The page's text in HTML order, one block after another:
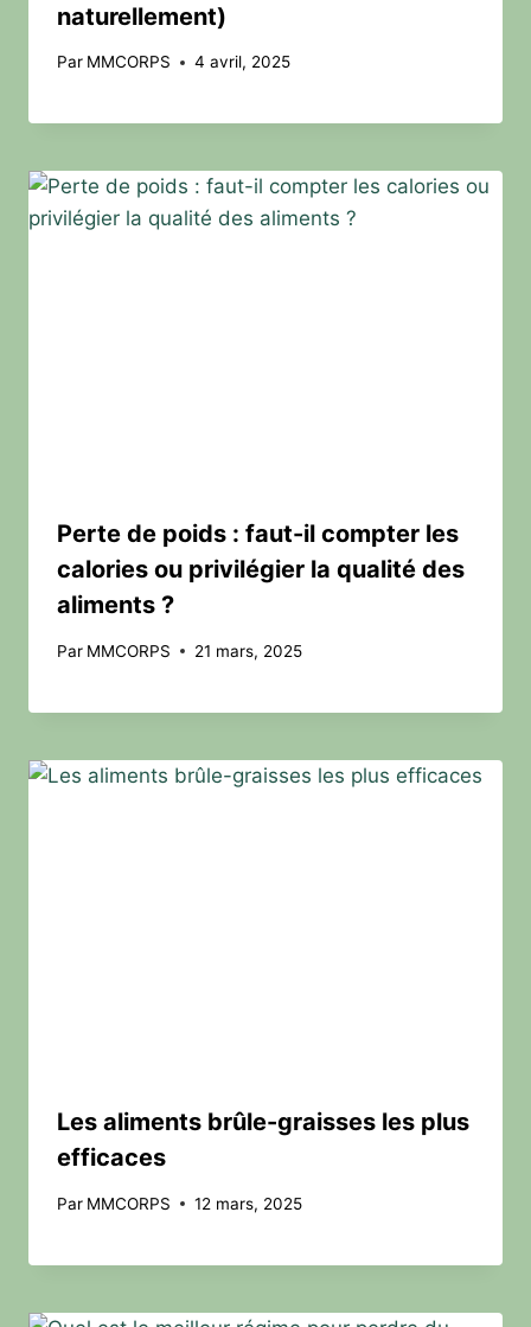
naturellement)
Par MMCORPS 4 avril, 2025
Perte de poids : faut-il compter les
calories ou privilégier la qualité des
aliments ?
Par MMCORPS 21 mars, 2025
Les aliments brûle-graisses les plus
efficaces
Par MMCORPS 12 mars, 2025